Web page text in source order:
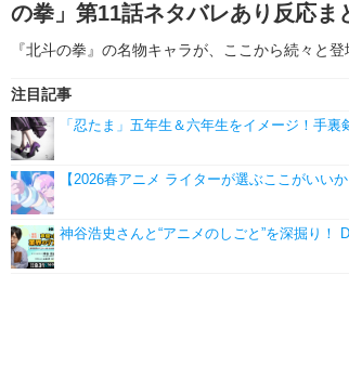
の拳」第11話ネタバレあり反応ま
『北斗の拳』の名物キャラが、ここから続々と登
注目記事
「忍たま」五年生＆六年生をイメージ！手
【2026春アニメ ライターが選ぶここがいい
神谷浩史さんと“アニメのしごと”を深掘り